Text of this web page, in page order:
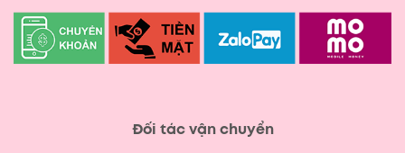
Đối tác vận chuyển